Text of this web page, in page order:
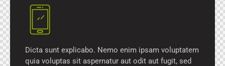
Dicta sunt explicabo. Nemo enim ipsam voluptatem
quia voluptas sit aspernatur aut odit aut fugit, sed